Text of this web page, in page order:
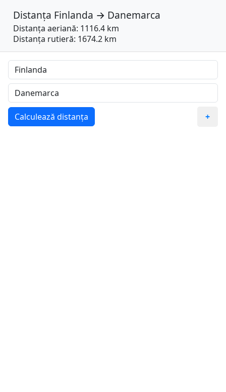
Distanța Finlanda → Danemarca
Distanța aeriană: 1116.4 km
Distanța rutieră: 1674.2 km
Calculează distanța +